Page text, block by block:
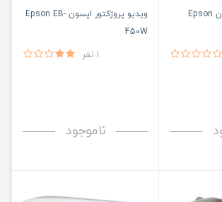
ویدیو پروژکتور اپسون Epson
ویدیو پروژکتور اپسون Epson EB-
450W
1 نفر
ناموجود